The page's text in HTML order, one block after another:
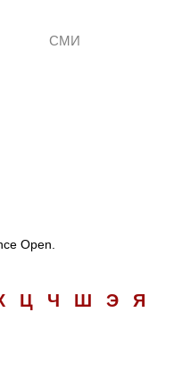
СМИ
Open.
Ц Ч Ш Э Я